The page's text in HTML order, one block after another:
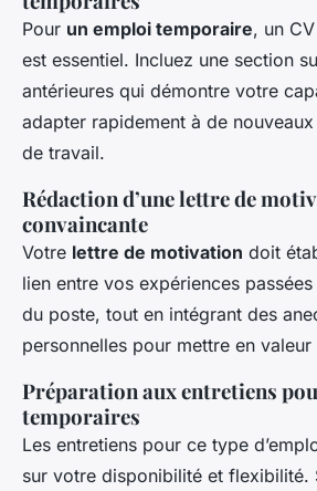
Pour un emploi temporaire, un
est essentiel. Incluez une section
antérieures qui démontre votre
adapter rapidement à de
de travail.
Rédaction d’une lettre de
convaincante
Votre lettre de motivation doit
lien entre vos expériences
du poste, tout en intégrant des
personnelles pour mettre en
Préparation aux entretiens
temporaires
Les entretiens pour ce type
sur votre disponibilité et flexibilité.